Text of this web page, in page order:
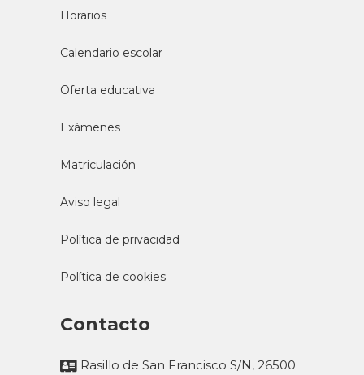
Horarios
Calendario escolar
Oferta educativa
Exámenes
Matriculación
Aviso legal
Política de privacidad
Política de cookies
Contacto
Rasillo de San Francisco S/N, 26500